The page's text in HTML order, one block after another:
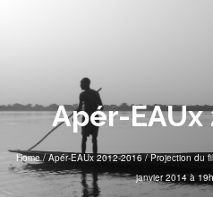
Apér-EAUx
Home / Apér-EAUx 2012-2016 / Projection du
janvier 2014 à